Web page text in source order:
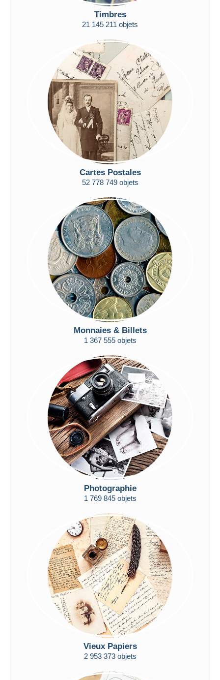
$US à
Uniquement en réduction
Livraison gratuite
Méthodes de paiement
Virement bancaire
Visa
Mastercard
Bancontact
iDeal
Maestro
Résidence du vendeur
Appliquer
Timbres
21 145 211 objets
Cartes Postales
52 778 749 objets
Monnaies & Billets
1 367 555 objets
Photographie
1 769 845 objets
Vieux Papiers
2 953 373 objets